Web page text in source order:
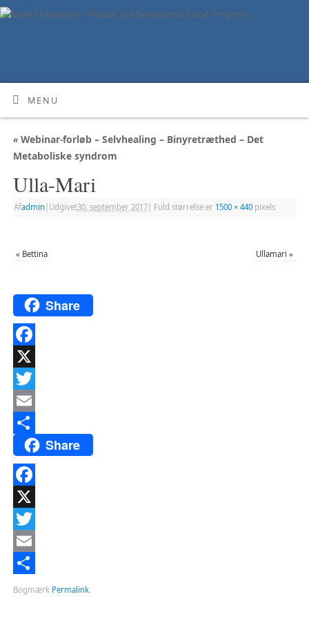
MENU
«Webinar-forløb – Selvhealing – Binyretræthed – Det
Metaboliske syndrom
Ulla-Mari
Afadmin Udgivet30. september 2017| Fuld størrelse er 1500 × 440pixels
« Bettina Ullamari »
Share
Facebook
X
Twitter
Email
Del
Share
Facebook
X
Twitter
Email
Del
Bogmærk Permalink.